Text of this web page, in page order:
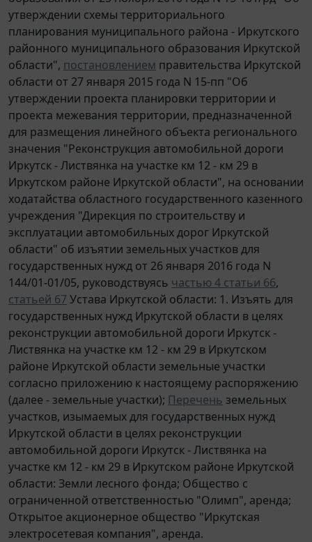
утверждении схемы территориального
планирования муниципального района - Иркутского
районного муниципального образования Иркутской
области", постановлением правительства Иркутской
области от 27 января 2015 года N 15-пп "Об
утверждении проекта планировки территории и
проекта межевания территории, предназначенной
для размещения линейного объекта регионального
значения "Реконструкция автомобильной дороги
Иркутск - Листвянка на участке км 12 - км 29 в
Иркутском районе Иркутской области", на основании
ходатайства областного государственного казенного
учреждения "Дирекция по строительству и
эксплуатации автомобильных дорог Иркутской
области" об изъятии земельных участков для
государственных нужд от 26 января 2016 года N
144/01-01/05, руководствуясь частью 4 статьи 66,
статьей 67 Устава Иркутской области: 1. Изъять для
государственных нужд Иркутской области в целях
реконструкции автомобильной дороги Иркутск -
Листвянка на участке км 12 - км 29 в Иркутском
районе Иркутской области земельные участки
согласно приложению к настоящему распоряжению
(далее - земельные участки); Перечень земельных
участков, изымаемых для государственных нужд
Иркутской области в целях реконструкции
автомобильной дороги Иркутск - Листвянка на
участке км 12 - км 29 в Иркутском районе Иркутской
области: Земли лесного фонда; Общество с
ограниченной ответственностью "Олимп", аренда;
Открытое акционерное общество "Иркутская
электросетевая компания", аренда.